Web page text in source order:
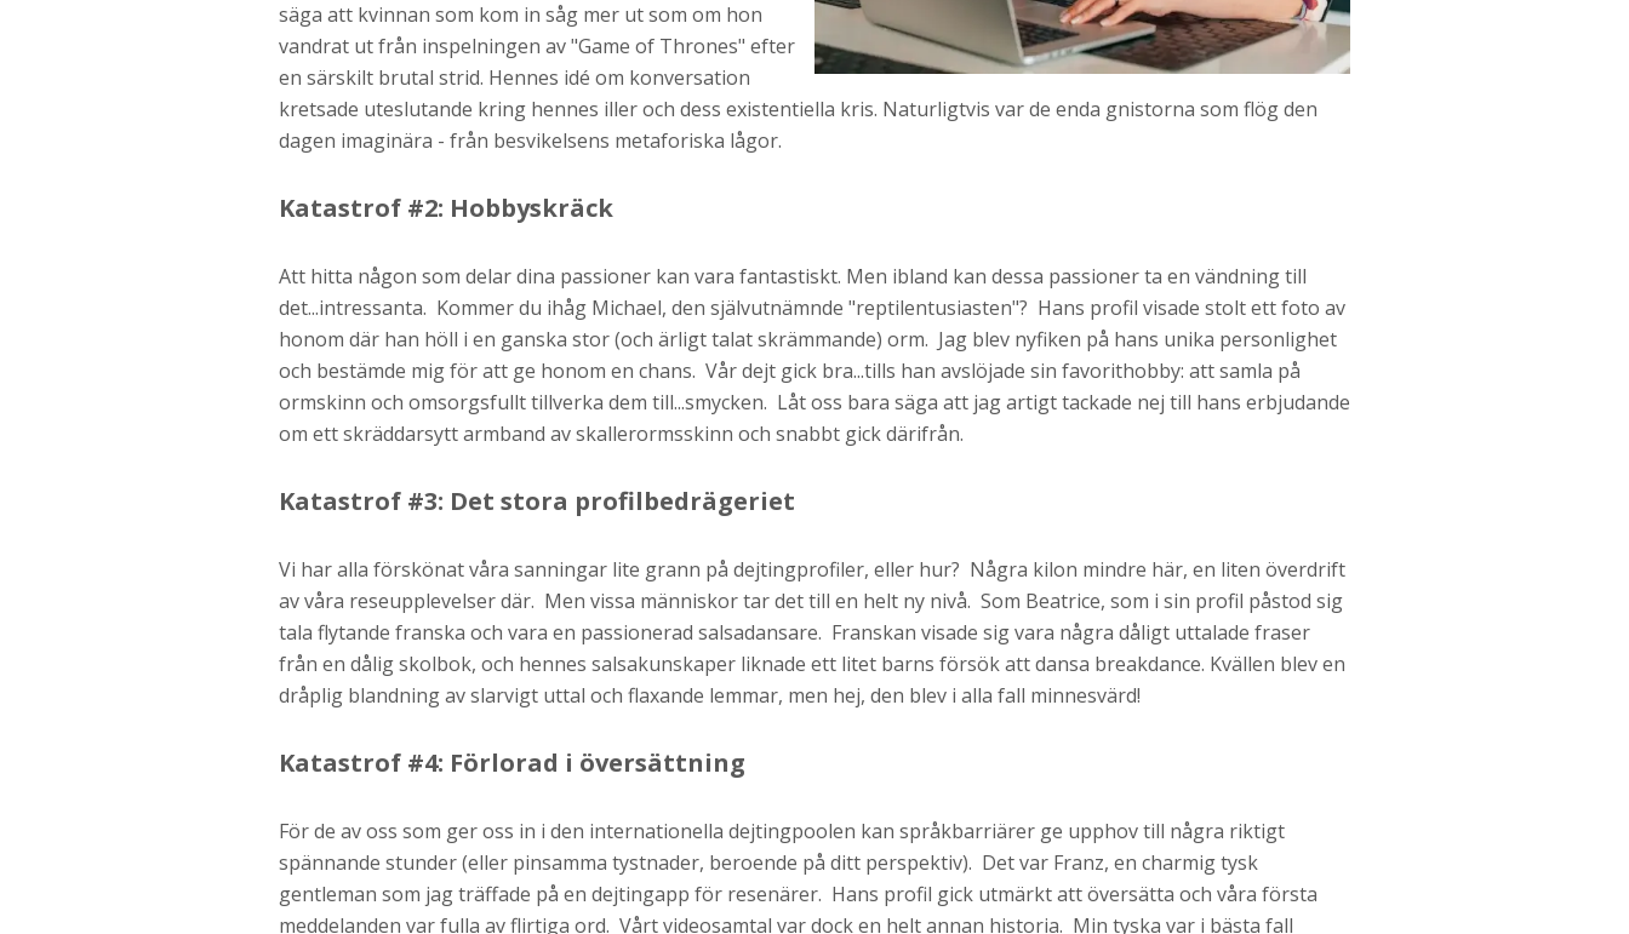
säga att kvinnan som kom in såg mer ut som om hon
vandrat ut från inspelningen av "Game of Thrones" efter
en särskilt brutal strid. Hennes idé om konversation
kretsade uteslutande kring hennes iller och dess existentiella kris. Naturligtvis var de enda gnistorna som flög den
dagen imaginära - från besvikelsens metaforiska lågor.
Katastrof #2: Hobbyskräck
Att hitta någon som delar dina passioner kan vara fantastiskt. Men ibland kan dessa passioner ta en vändning till
det...intressanta. Kommer du ihåg Michael, den självutnämnde "reptilentusiasten"? Hans profil visade stolt ett foto av
honom där han höll i en ganska stor (och ärligt talat skrämmande) orm. Jag blev nyfiken på hans unika personlighet
och bestämde mig för att ge honom en chans. Vår dejt gick bra...tills han avslöjade sin favorithobby: att samla på
ormskinn och omsorgsfullt tillverka dem till...smycken. Låt oss bara säga att jag artigt tackade nej till hans erbjudande
om ett skräddarsytt armband av skallerormsskinn och snabbt gick därifrån.
Katastrof #3: Det stora profilbedrägeriet
Vi har alla förskönat våra sanningar lite grann på dejtingprofiler, eller hur? Några kilon mindre här, en liten överdrift
av våra reseupplevelser där. Men vissa människor tar det till en helt ny nivå. Som Beatrice, som i sin profil påstod sig
tala flytande franska och vara en passionerad salsadansare. Franskan visade sig vara några dåligt uttalade fraser
från en dålig skolbok, och hennes salsakunskaper liknade ett litet barns försök att dansa breakdance. Kvällen blev en
dråplig blandning av slarvigt uttal och flaxande lemmar, men hej, den blev i alla fall minnesvärd!
Katastrof #4: Förlorad i översättning
För de av oss som ger oss in i den internationella dejtingpoolen kan språkbarriärer ge upphov till några riktigt
spännande stunder (eller pinsamma tystnader, beroende på ditt perspektiv). Det var Franz, en charmig tysk
gentleman som jag träffade på en dejtingapp för resenärer. Hans profil gick utmärkt att översätta och våra första
meddelanden var fulla av flirtiga ord. Vårt videosamtal var dock en helt annan historia. Min tyska var i bästa fall